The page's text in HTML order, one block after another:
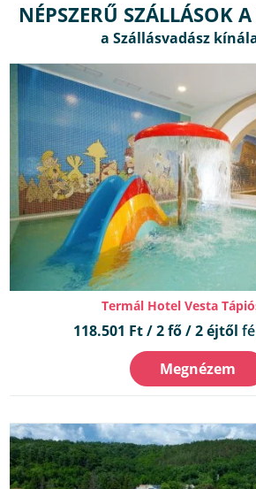
NÉPSZERŰ SZÁLLÁSOK
Termál Hotel Vesta
118.501 Ft / 2 fő / 2 éjtől
Megnézem